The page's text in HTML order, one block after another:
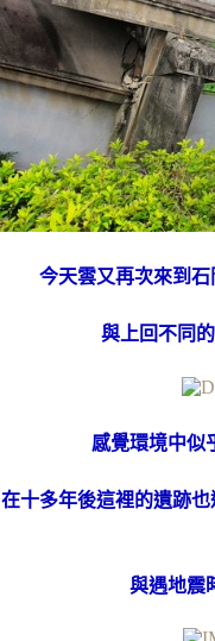
今天雲又再次來到石
與上回不同
感覺環境中似
在十多年後這裡的遺跡
與遇地震